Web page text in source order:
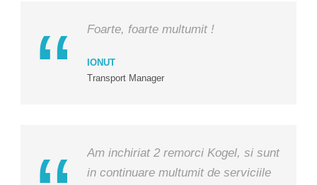
Foarte, foarte multumit !
IONUT
Transport Manager
Am inchiriat 2 remorci Kogel, si sunt
in continuare multumit de serviciile